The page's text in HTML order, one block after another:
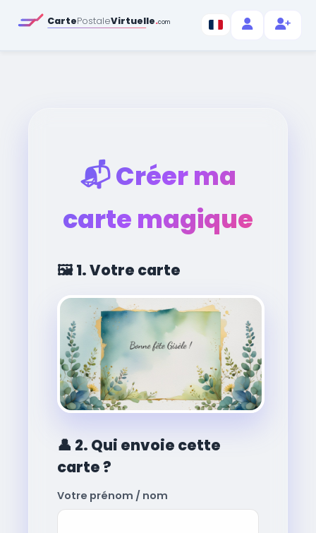
CartePostaleVirtuelle.com
📬Créer ma
carte magique
🖼️1. Votre carte
👤 2. Qui envoie cette
carte ?
Votre prénom / nom